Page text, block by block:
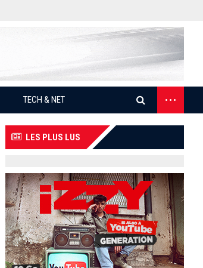
TECH & NET ...
LES PLUS LUS